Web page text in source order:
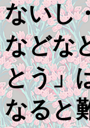
ないし
などな
とう」
なると